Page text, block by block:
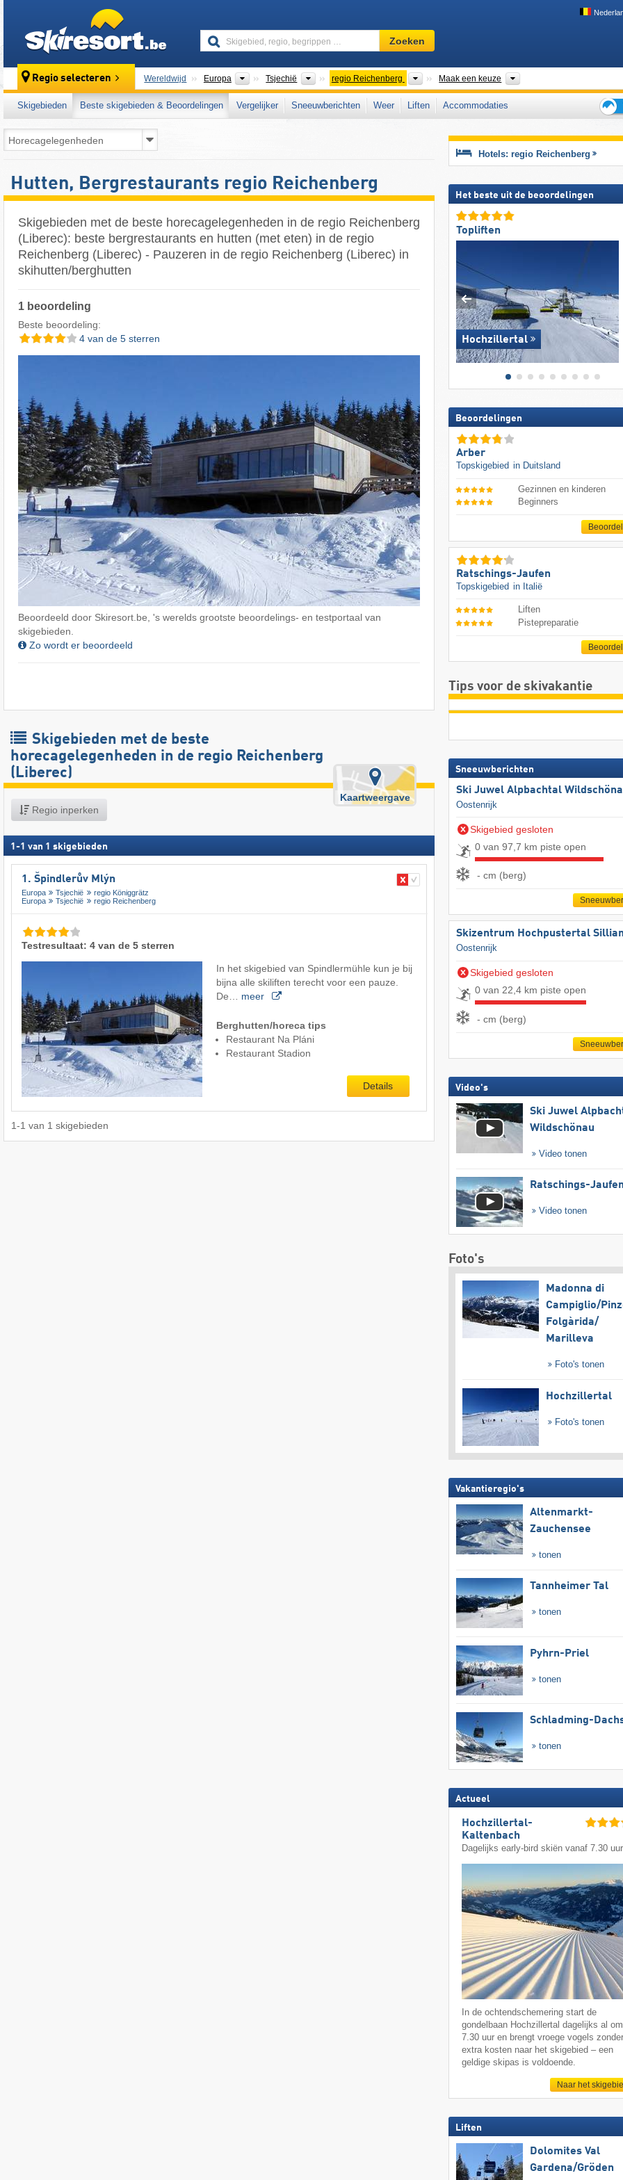
Skigebied,
regio,
…
Zoeken
Regio selecteren Wereldwijd Europa Continenten
Tsjechië Landenregio Reichenberg Regio'sMaak een keuze
Skigebieden Beste skigebieden & Beoordelingen Vergelijker Sneeuwberichten Weer Liften
Accommodaties
voor
Hutten, Bergrestaurants regio Reichenberg
Skigebieden met de beste horecagelegenheden in de regio Reichenberg
(Liberec): beste bergrestaurants en hutten (met eten) in de regio
Reichenberg (Liberec) - Pauzeren in de regio Reichenberg (Liberec) in
skihutten/berghutten
1 beoordeling
Beste beoordeling:
4 van de 5 sterren
Beoordeeld door Skiresort.be, 's werelds grootste beoordelings- en testportaal van
skigebieden.
Zo wordt er beoordeeld
Skigebieden met de beste
horecagelegenheden in de regio Reichenberg
(Liberec)
Regio inperken
Kaartweergave
1 -1 van 1 skigebieden
1. Špindlerův Mlýn
Europa Tsjechië
regio Königgrätz
Europa
Tsjechië regio Reichenberg
Testresultaat: 4 van de 5 sterren
In het skigebied van Spindlermühle kun je bij
bijna alle skiliften terecht voor een pauze.
De… meer
Berghutten/horeca tips
Restaurant Na Pláni
Restaurant Stadion
Details
1-1 van 1 skigebieden
Hotels: regio Reichenberg
Het beste uit de beoordelingen
Topliften
Hochzillertal
Beoordelingen
Arber
Topskigebied in Duitsland
Gezinnen en kinderen
Beginners
Ratschings-Jaufen
Topskigebied in Italië
Liften
Pistepreparatie
Tips voor de skivakantie
Sneeuwberichten
Ski Juwel Alpbachtal
Oostenrijk
Skigebied gesloten
0 van 97,7 km piste open
- cm (berg)
Skizentrum Hochpustertal Sillian
Oostenrijk
Skigebied gesloten
0 van 22,4 km piste open
- cm (berg)
Video's
Ski Juwel
Wildschönau
Video tonen
Ratschings-Jaufen
Video tonen
Foto's
Madonna di
Campiglio/​
Folgàrida/​
Marilleva
Foto's tonen
Hochzillertal
Foto's tonen
Vakantieregio's
Altenmarkt-
Zauchensee
tonen
Tannheimer Tal
tonen
Pyhrn-Priel
tonen
Schladming-
tonen
Actueel
Hochzillertal-
Kaltenbach
Dagelijks early-bird skiën vanaf 7.30 uur
In de ochtendschemering start de
gondelbaan Hochzillertal dagelijks al om
7.30 uur en brengt vroege vogels zonder
extra kosten naar het skigebied – een
geldige skipas is voldoende.
Naar het
Liften
Dolomites Val
Gardena/​Gröden